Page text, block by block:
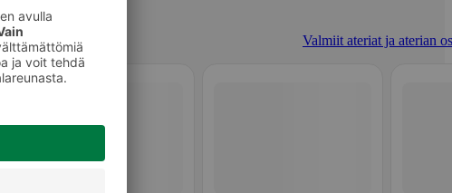
Valmiit ateriat ja aterian